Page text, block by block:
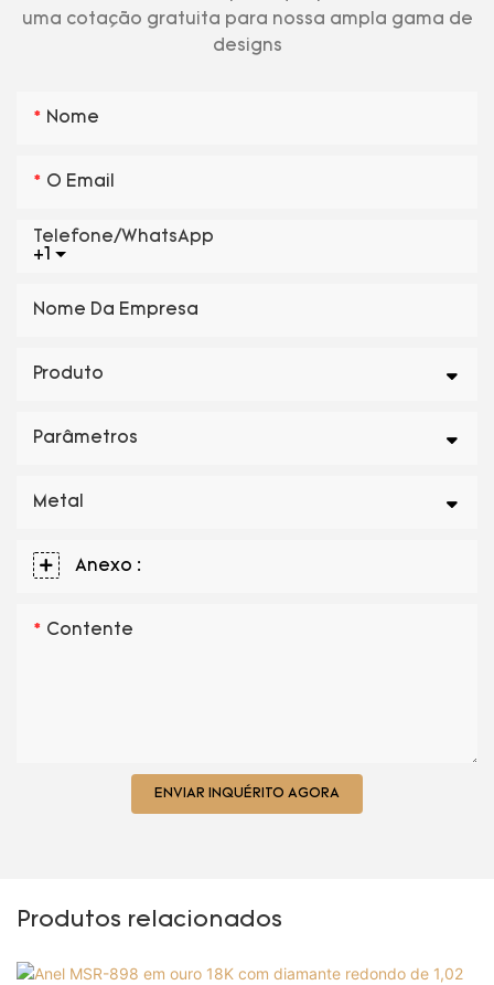
uma cotação gratuita para nossa ampla gama de
designs
Nome
O Email
+1
Telefone/WhatsApp
Nome Da Empresa
Produto
Parâmetros
Metal
Anexo :
Contente
ENVIAR INQUÉRITO AGORA
Produtos relacionados